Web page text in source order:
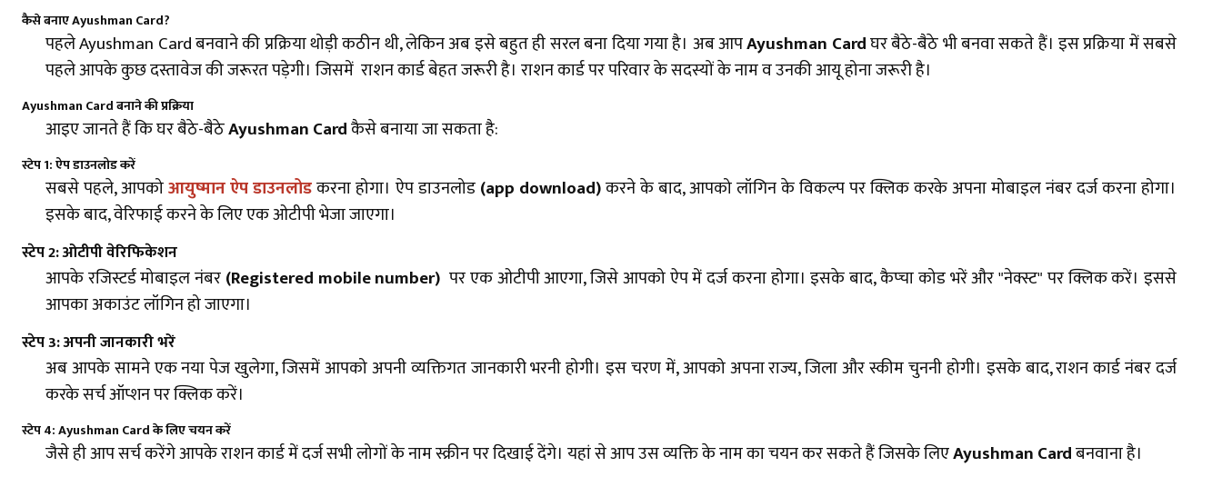
कैसे बनाए Ayushman Card?
पहले Ayushman Card बनवाने की प्रक्रिया थोड़ी कठीन थी, लेकिन अब इसे बहुत ही सरल बना दिया गया है। अब आपAyushman Cardघर बैठे-बैठे भी बनवा सकते हैं। इस प्रक्रिया में सबसे
पहले आपके कुछ दस्तावेज की जरूरत पड़ेगी। जिसमें राशन कार्ड बेहत जरूरी है। राशन कार्ड पर परिवार के सदस्यों के नाम व उनकी आयू होना जरूरी है।
Ayushman Card बनाने की प्रक्रिया
आइए जानते हैं कि घर बैठे-बैठेAyushman Cardकैसे बनाया जा सकता है:
स्टेप 1: ऐप डाउनलोड करें
सबसे पहले, आपकोआयुष्मान ऐप डाउनलोडकरना होगा। ऐप डाउनलोड(app download)करने के बाद, आपको लॉगिन के विकल्प पर क्लिक करके अपना मोबाइल नंबर दर्ज करना होगा।
इसके बाद, वेरिफाई करने के लिए एक ओटीपी भेजा जाएगा।
स्टेप 2: ओटीपी वेरिफिकेशन
आपके रजिस्टर्ड मोबाइल नंबर(Registered mobile number) पर एक ओटीपी आएगा, जिसे आपको ऐप में दर्ज करना होगा। इसके बाद, कैप्चा कोड भरें और "नेक्स्ट" पर क्लिक करें। इससे
आपका अकाउंट लॉगिन हो जाएगा।
स्टेप 3: अपनी जानकारी भरें
अब आपके सामने एक नया पेज खुलेगा, जिसमें आपको अपनी व्यक्तिगत जानकारी भरनी होगी। इस चरण में, आपको अपना राज्य, जिला और स्कीम चुननी होगी। इसके बाद, राशन कार्ड नंबर दर्ज
करके सर्च ऑप्शन पर क्लिक करें।
स्टेप 4: Ayushman Card के लिए चयन करें
जैसे ही आप सर्च करेंगे आपके राशन कार्ड में दर्ज सभी लोगों के नाम स्क्रीन पर दिखाई देंगे। यहां से आप उस व्यक्ति के नाम का चयन कर सकते हैं जिसके लिएAyushman Cardबनवाना है।